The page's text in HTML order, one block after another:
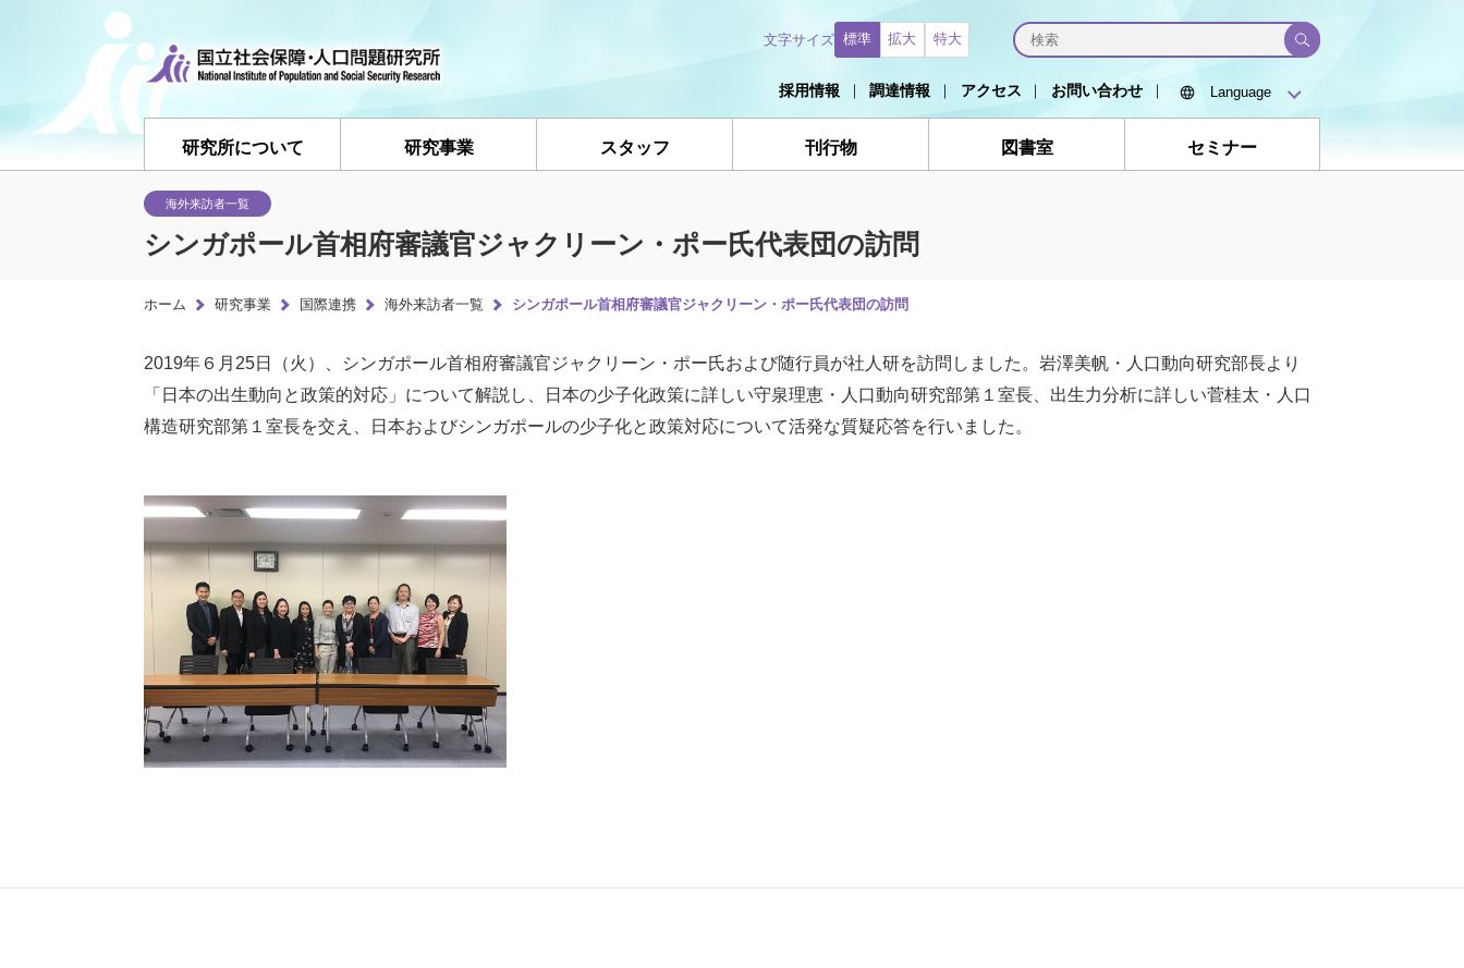
研究所について 研究事業 スタッフ 刊行物 図書室 セミナー
文字サイズ 標準 拡大 特大
採用情報 調達情報 アクセス お問い合わせ
海外来訪者一覧
シンガポール首相府審議官ジャクリーン・ポー氏代表団の訪問
ホーム 研究事業 国際連携 海外来訪者一覧 シンガポール首相府審議官ジャクリーン・ポー氏代表団の訪問
2019年６月25日（火）、シンガポール首相府審議官ジャクリーン・ポー氏および随行員が社人研を訪問しました。岩澤美帆・人口動向研究部長より
「日本の出生動向と政策的対応」について解説し、日本の少子化政策に詳しい守泉理恵・人口動向研究部第１室長、出生力分析に詳しい菅桂太・人口
構造研究部第１室長を交え、日本およびシンガポールの少子化と政策対応について活発な質疑応答を行いました。